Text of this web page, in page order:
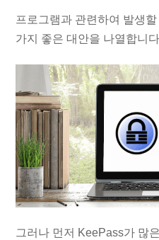
프로그램과 관련하여 발생
가지 좋은 대안을 나열합니
그러나 먼저 KeePass가 많